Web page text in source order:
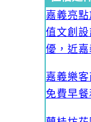
嘉義亮
值文創
優，近
嘉義樂
免費早